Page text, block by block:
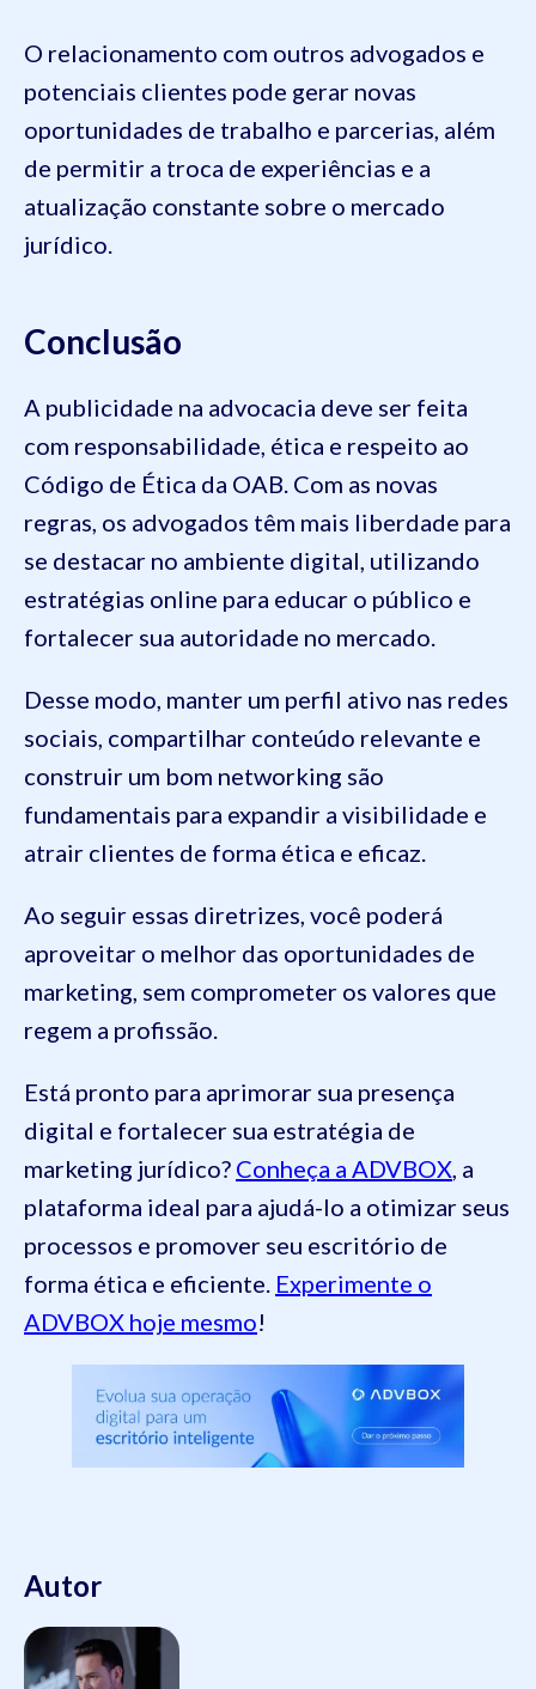
O relacionamento com outros advogados e
potenciais clientes pode gerar novas
oportunidades de trabalho e parcerias, além
de permitir a troca de experiências e a
atualização constante sobre o mercado
jurídico.
Conclusão
A publicidade na advocacia deve ser feita
com responsabilidade, ética e respeito ao
Código de Ética da OAB. Com as novas
regras, os advogados têm mais liberdade para
se destacar no ambiente digital, utilizando
estratégias online para educar o público e
fortalecer sua autoridade no mercado.
Desse modo, manter um perfil ativo nas redes
sociais, compartilhar conteúdo relevante e
construir um bom networking são
fundamentais para expandir a visibilidade e
atrair clientes de forma ética e eficaz.
Ao seguir essas diretrizes, você poderá
aproveitar o melhor das oportunidades de
marketing, sem comprometer os valores que
regem a profissão.
Está pronto para aprimorar sua presença
digital e fortalecer sua estratégia de
marketing jurídico? Conheça a ADVBOX , a
plataforma ideal para ajudá-lo a otimizar seus
processos e promover seu escritório de
forma ética e eficiente. Experimente o
ADVBOX hoje mesmo!
Autor